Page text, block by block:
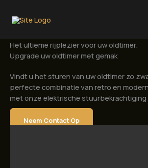
naar
Het ultieme rijplezier voor uw oldtimer.
Upgrade uw oldtimer met gemak
Vindt u het sturen van uw oldtimer zo
perfecte combinatie van retro en
met onze elektrische stuurbekrachtiging
Neem Contact Op